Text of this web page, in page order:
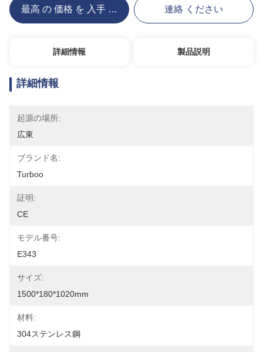
最高 の 価格 を 入手 する 連絡 ください
詳細情報 製品説明
詳細情報
起源の場所:
広東
ブランド名:
Turboo
証明:
CE
モデル番号:
E343
サイズ:
1500*180*1020mm
材料:
304ステンレス鋼